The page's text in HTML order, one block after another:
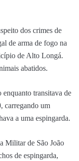
dos crimes de
de arma de fogo na
de Alto Longá.
abatidos.
transitava de
carregando um
a uma espingarda.
Militar de São João
de espingarda,